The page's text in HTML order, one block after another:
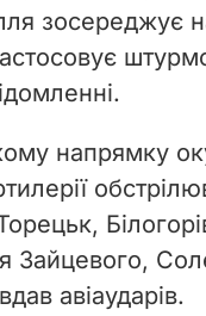
зосереджує
напрямку
Зайцевого,
авіаударів.